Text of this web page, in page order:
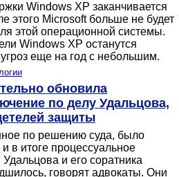
Windows XP заканчивается
этого Microsoft больше не будет
этой операционной системы.
Windows XP останутся
еще на год с небольшим.
обновила
по делу Удальцова,
защиты
по решению суда, было
в итоге процессуальное
и его соратника
говорят адвокаты. Они